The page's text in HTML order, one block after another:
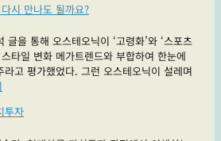
여
기
있
습
에
스,
얼
시 만나도 될까요?
을 통해 오스테오닉이 ‘고령화’와 ‘스포츠
타일 변화 메가트렌드와 부합하여 한눈에
라고 평가했었다. 그런 오스테오닉이 설레며
테
투자